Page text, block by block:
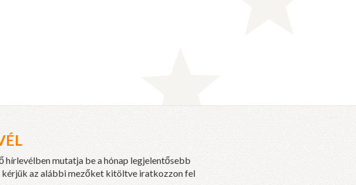
hírlevélben mutatja be a hónap legjelentősebb
kérjük az alábbi mezőket kitöltve iratkozzon fel